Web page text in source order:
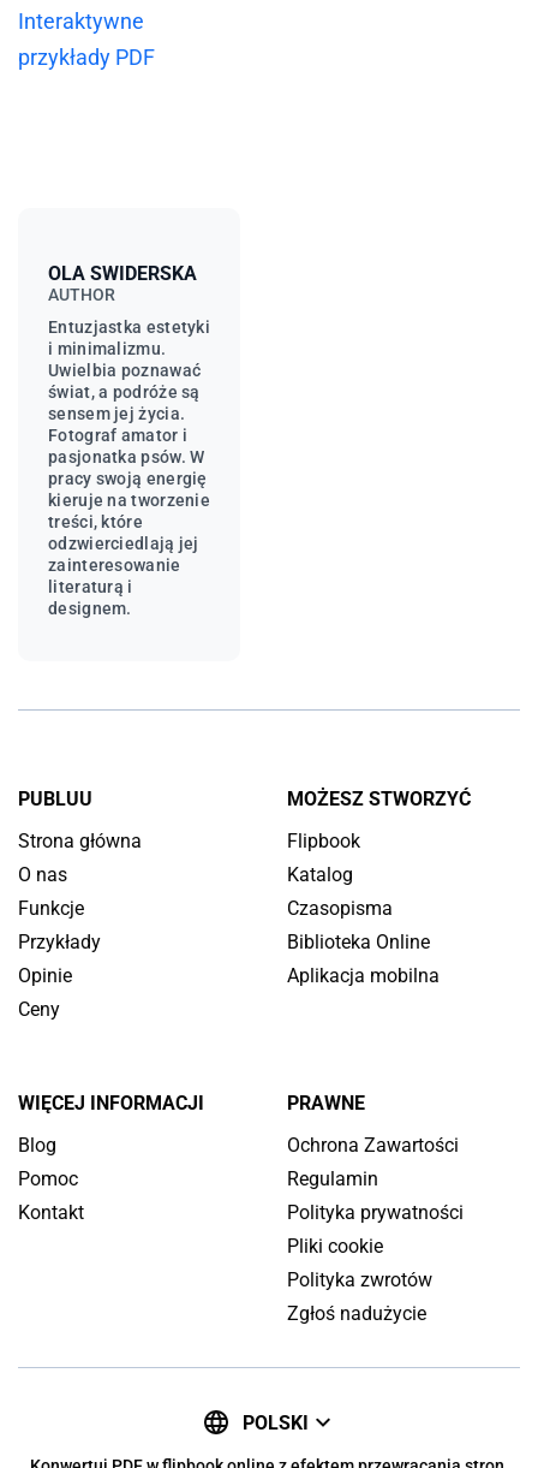
Interaktywne
przykłady PDF
OLA SWIDERSKA
AUTHOR
Entuzjastka estetyki
i minimalizmu.
Uwielbia poznawać
świat, a podróże są
sensem jej życia.
Fotograf amator i
pasjonatka psów. W
pracy swoją energię
kieruje na tworzenie
treści, które
odzwierciedlają jej
zainteresowanie
literaturą i
designem.
PUBLUU
Strona główna
O nas
Funkcje
Przykłady
Opinie
Ceny
MOŻESZ STWORZYĆ
Flipbook
Katalog
Czasopisma
Biblioteka Online
Aplikacja mobilna
WIĘCEJ INFORMACJI
Blog
Pomoc
Kontakt
PRAWNE
Ochrona Zawartości
Regulamin
Polityka prywatności
Pliki cookie
Polityka zwrotów
Zgłoś nadużycie
POLSKI